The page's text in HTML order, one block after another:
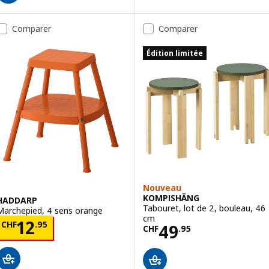
Comparer
4 sens orange
CHF12.95
CHF 12.95
Comparer
Édition limitée
Nouveau
KOMPISHÄNG
Tabouret, lot de 2, bouleau, 46
cm
CHF49.95
Prix CHF 49.95